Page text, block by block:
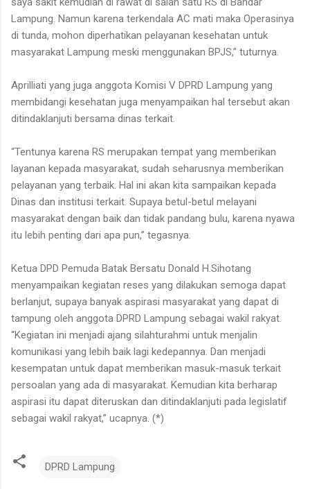
Lampung. Namun karena terkendala AC mati maka Operasinya
di tunda, mohon diperhatikan pelayanan kesehatan untuk
masyarakat Lampung meski menggunakan BPJS,” tuturnya.
Aprilliati yang juga anggota Komisi V DPRD Lampung yang
membidangi kesehatan juga menyampaikan hal tersebut akan
ditindaklanjuti bersama dinas terkait.
“Tentunya karena RS merupakan tempat yang memberikan
layanan kepada masyarakat, sudah seharusnya memberikan
pelayanan yang terbaik. Hal ini akan kita sampaikan kepada
Dinas dan institusi terkait. Supaya betul-betul melayani
masyarakat dengan baik dan tidak pandang bulu, karena nyawa
itu lebih penting dari apa pun,” tegasnya.
Ketua DPD Pemuda Batak Bersatu Donald H.Sihotang
menyampaikan kegiatan reses yang dilakukan semoga dapat
berlanjut, supaya banyak aspirasi masyarakat yang dapat di
tampung oleh anggota DPRD Lampung sebagai wakil rakyat.
“Kegiatan ini menjadi ajang silahturahmi untuk menjalin
komunikasi yang lebih baik lagi kedepannya. Dan menjadi
kesempatan untuk dapat memberikan masuk-masuk terkait
persoalan yang ada di masyarakat. Kemudian kita berharap
aspirasi itu dapat diteruskan dan ditindaklanjuti pada legislatif
sebagai wakil rakyat,” ucapnya. (*)
DPRD Lampung